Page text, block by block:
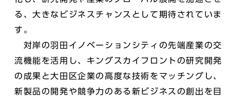
る、大きなビジネスチャンスとして期待されていま
す。
対岸の羽田イノベーションシティの先端産業の交
流機能を活用し、キングスカイフロントの研究開発
の成果と大田区企業の高度な技術をマッチングし、
新製品の開発や競争力のある新ビジネスの創出を目